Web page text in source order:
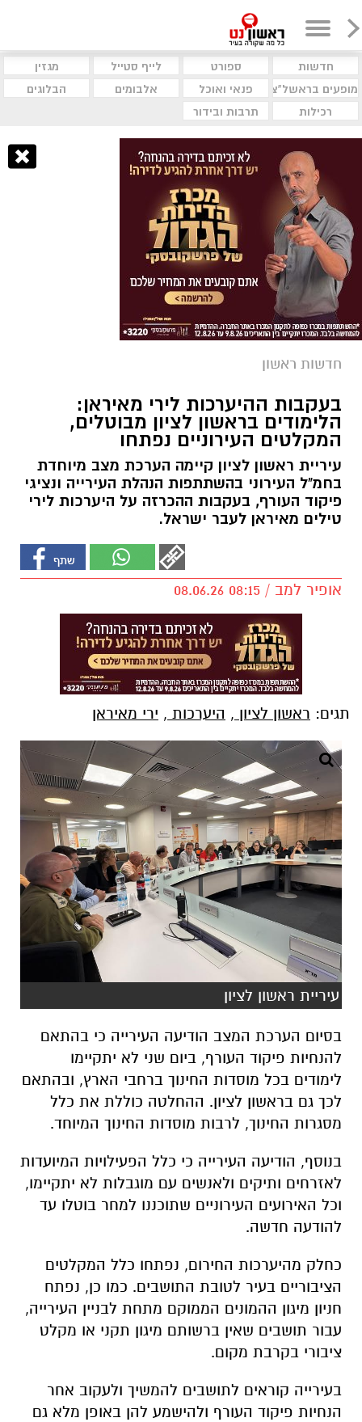
חדשות ספורט לייף סטייל
מגזין
מופעים בראשל"צ
פנאי ואוכל אלבומים
הבלוגים
רכילות
תרבות ובידור
חדשות ראשון
בעקבות ההיערכות לירי מאיראן:
הלימודים בראשון לציון מבוטלים,
המקלטים העירוניים נפתחו
עיריית ראשון לציון קיימה הערכת מצב מיוחדת
בחמ"ל העירוני בהשתתפות הנהלת העירייה ונציגי
פיקוד העורף, בעקבות ההכרזה על היערכות לירי
טילים מאיראן לעבר ישראל.
אופיר למב / 08:15 08.06.26
תגים: ראשון לציון , היערכות , ירי מאיראן
עיריית ראשון לציון
בסיום הערכת המצב הודיעה העירייה כי בהתאם
להנחיות פיקוד העורף, ביום שני לא יתקיימו
לימודים בכל מוסדות החינוך ברחבי הארץ, ובהתאם
לכך גם בראשון לציון. ההחלטה כוללת את כלל
מסגרות החינוך, לרבות מוסדות החינוך המיוחד.
בנוסף, הודיעה העירייה כי כלל הפעילויות המיועדות
לאזרחים ותיקים ולאנשים עם מוגבלות לא יתקיימו,
וכל האירועים העירוניים שתוכננו למחר בוטלו עד
להודעה חדשה.
כחלק מהיערכות החירום, נפתחו כלל המקלטים
הציבוריים בעיר לטובת התושבים. כמו כן, נפתח
חניון מיגון ההמונים הממוקם מתחת לבניין העירייה,
עבור תושבים שאין ברשותם מיגון תקני או מקלט
ציבורי בקרבת מקום.
בעירייה קוראים לתושבים להמשיך ולעקוב אחר
הנחיות פיקוד העורף ולהישמע להן באופן מלא גם